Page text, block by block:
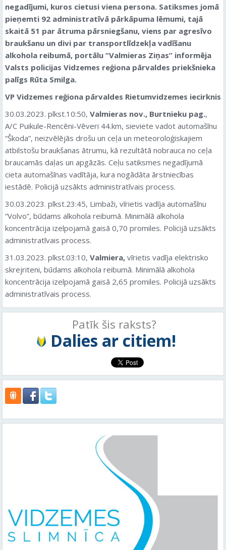
negadījumi, kuros cietusi viena persona. Satiksmes jomā
pieņemti 92 administratīvā pārkāpuma lēmumi, tajā
skaitā 51 par ātruma pārsniegšanu, viens par agresīvo
braukšanu un divi par transportlīdzekļa vadīšanu
alkohola reibumā, portālu “Valmieras Ziņas” informēja
Valsts policijas Vidzemes reģiona pārvaldes priekšnieka
palīgs Rūta Smilga.
VP Vidzemes reģiona pārvaldes Rietumvidzemes iecirknis
30.03.2023. plkst.10:50, Valmieras nov., Burtnieku pag.,
A/C Puikule-Rencēni-Vēveri 44.km, sieviete vadot automašīnu
“Škoda”, neizvēlējās drošu un ceļa un meteoroloģiskajiem
atbilstošu braukšanas ātrumu, kā rezultātā nobrauca no ceļa
braucamās daļas un apgāzās. Ceļu satiksmes negadījumā
cieta automašīnas vadītāja, kura nogādāta ārstniecības
iestādē. Policijā uzsākts administratīvais process.
30.03.2023. plkst.23:45, Limbaži, vīrietis vadīja automašīnu
“Volvo”, būdams alkohola reibumā. Minimālā alkohola
koncentrācija izelpojamā gaisā 0,70 promiles. Policijā uzsākts
administratīvais process.
31.03.2023. plkst.03:10, Valmiera, vīrietis vadīja elektrisko
skrejriteni, būdams alkohola reibumā. Minimālā alkohola
koncentrācija izelpojamā gaisā 2,65 promiles. Policijā uzsākts
administratīvais process.
Patīk šis raksts?
Dalies ar citiem!